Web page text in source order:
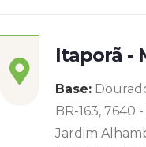
Itaporã -
Base:
BR-163, 7640
Jardim